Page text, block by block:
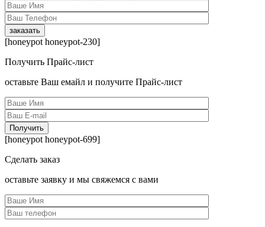
[honeypot honeypot-230]
Получить Прайс-лист
оcтавьте Ваш емайл и получите Прайс-лист
[honeypot honeypot-699]
Сделать заказ
оcтавьте заявку и мы свяжемся с вами